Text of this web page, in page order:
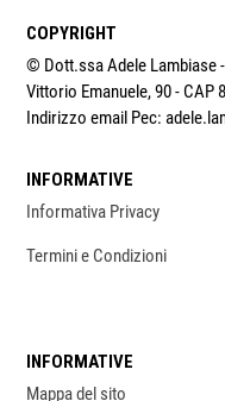
COPYRIGHT
© Dott.ssa Adele Lambiase
Vittorio Emanuele, 90 - CAP
Indirizzo email Pec:
INFORMATIVE
Informativa Privacy
Termini e Condizioni
INFORMATIVE
Mappa del sito